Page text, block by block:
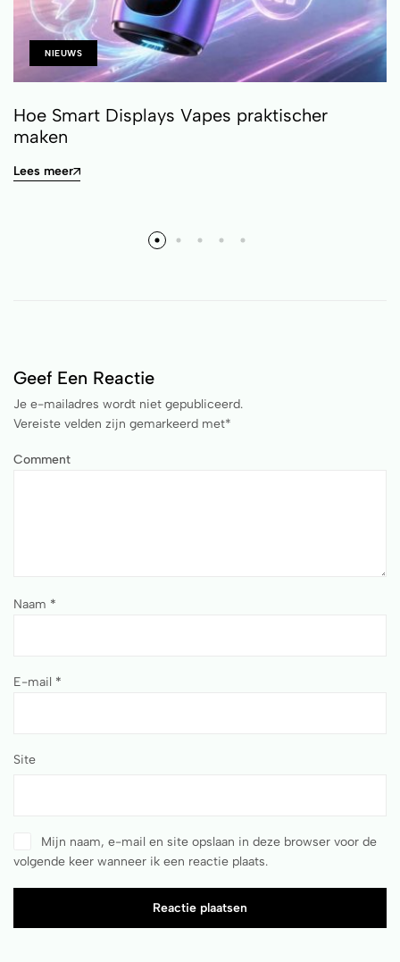
NIEUWS
Hoe Smart Displays Vapes praktischer
maken
Lees meer
Geef Een Reactie
Je e-mailadres wordt niet gepubliceerd.
Vereiste velden zijn gemarkeerd met*
Comment
Naam *
E-mail *
Site
Mijn naam, e-mail en site opslaan in deze browser voor de
volgende keer wanneer ik een reactie plaats.
Reactie plaatsen